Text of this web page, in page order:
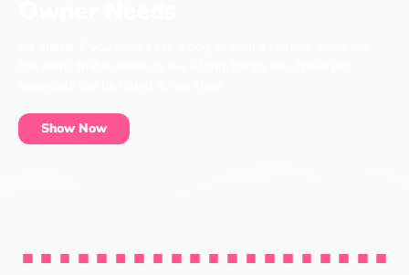
Show Now